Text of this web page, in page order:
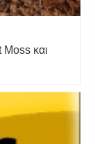
Moss και